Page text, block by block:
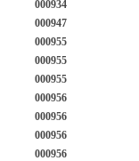
000934
000947
000955
000955
000955
000956
000956
000956
000956